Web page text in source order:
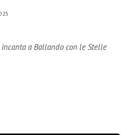
a Ballando con le Stelle